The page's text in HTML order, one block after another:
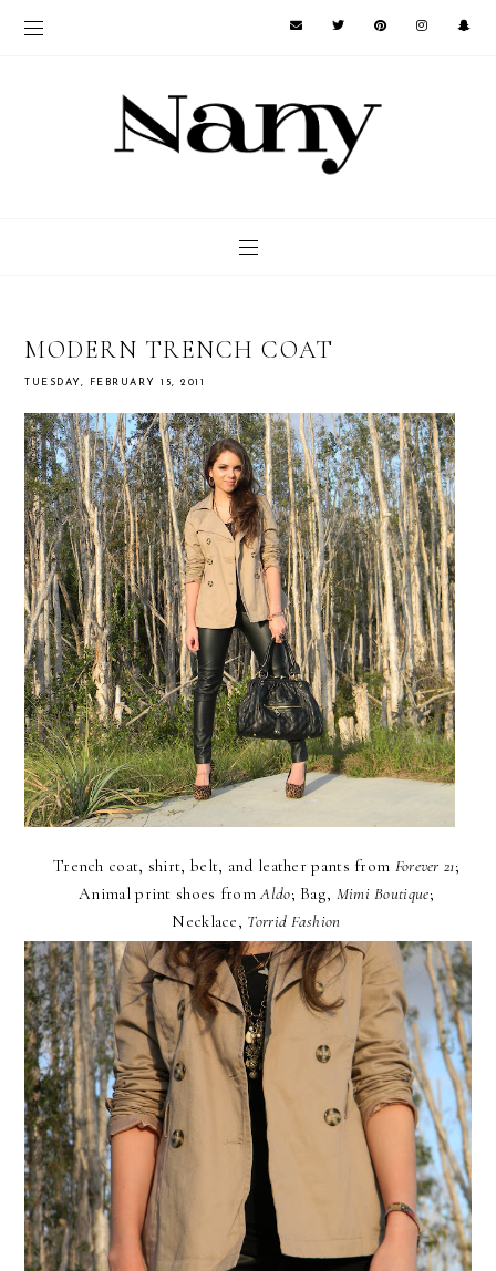
MODERN TRENCH COAT
TUESDAY, FEBRUARY 15, 2011
Trench coat, shirt, belt, and leather pants from Forever 21;
Animal print shoes fromAldo; Bag, Mimi Boutique;
Necklace, Torrid Fashion